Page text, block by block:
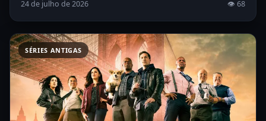
24 de julho de 2026 👁 68
SÉRIES ANTIGAS